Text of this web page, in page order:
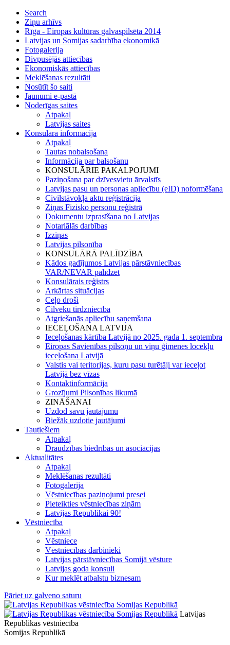
Search
Ziņu arhīvs
Rīga - Eiropas kultūras galvaspilsēta 2014
Latvijas un Somijas sadarbība ekonomikā
Fotogalerija
Divpusējās attiecības
Ekonomiskās attiecības
Meklēšanas rezultāti
Nosūtīt šo saiti
Jaunumi e-pastā
Noderīgas saites
Atpakaļ
Latvijas saites
Konsulārā informācija
Atpakaļ
Tautas nobalsošana
Informācija par balsošanu
KONSULĀRIE PAKALPOJUMI
Paziņošana par dzīvesvietu ārvalstīs
Latvijas pasu un personas apliecību (eID) noformēšana
Civilstāvokļa aktu reģistrācija
Ziņas Fizisko personu reģistrā
Dokumentu izprasīšana no Latvijas
Notariālās darbības
Izziņas
Latvijas pilsonība
KONSULĀRĀ PALĪDZĪBA
Kādos gadījumos Latvijas pārstāvniecības
VAR/NEVAR palīdzēt
Konsulārais reģistrs
Ārkārtas situācijas
Ceļo droši
Cilvēku tirdzniecība
Atgriešanās apliecību saņemšana
IECEĻOŠANA LATVIJĀ
Ieceļošanas kārtība Latvijā no 2025. gada 1. septembra
Eiropas Savienības pilsoņu un viņu ģimenes locekļu
ieceļošana Latvijā
Valstis vai teritorijas, kuru pasu turētāji var ieceļot
Latvijā bez vīzas
Kontaktinformācija
Grozījumi Pilsonības likumā
ZINĀŠANAI
Uzdod savu jautājumu
Biežāk uzdotie jautājumi
Tautiešiem
Atpakaļ
Draudzības biedrības un asociācijas
Aktualitātes
Atpakaļ
Meklēšanas rezultāti
Fotogalerija
Vēstniecības paziņojumi presei
Pieteikties vēstniecības ziņām
Latvijas Republikai 90!
Vēstniecība
Atpakaļ
Vēstniece
Vēstniecības darbinieki
Latvijas pārstāvniecības Somijā vēsture
Latvijas goda konsuli
Kur meklēt atbalstu biznesam
Pāriet uz galveno saturu
Latvijas
Republikas vēstniecība
Somijas Republikā